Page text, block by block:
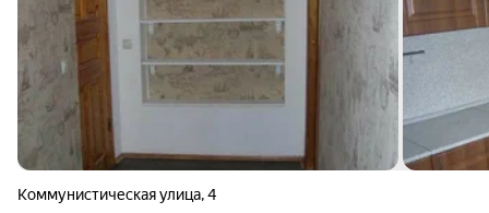
Коммунистическая улица,4